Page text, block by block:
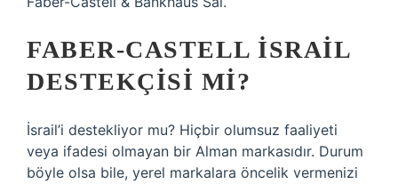
FABER-CASTELL İSRAIL
DESTEKÇISI MI?
İsrail’i destekliyor mu? Hiçbir olumsuz faaliyeti
veya ifadesi olmayan bir Alman markasıdır. Durum
böyle olsa bile, yerel markalara öncelik vermenizi